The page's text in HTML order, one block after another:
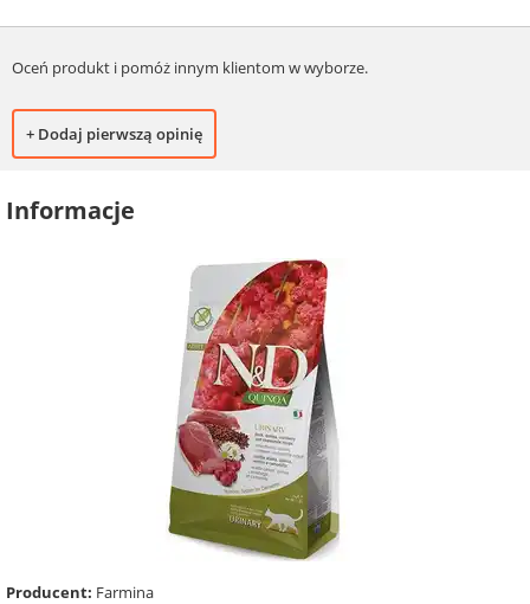
Oceń produkt i pomóż innym klientom w wyborze.
+ Dodaj pierwszą opinię
Informacje
Producent: Farmina